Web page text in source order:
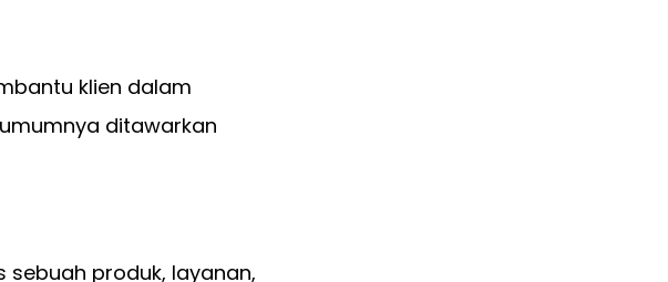
klien dalam
ditawarkan
produk, layanan,